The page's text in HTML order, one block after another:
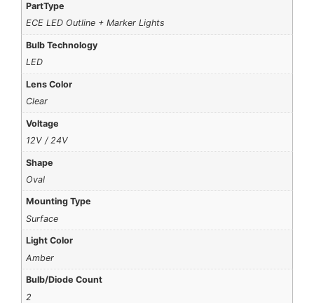
PartType
ECE LED Outline + Marker Lights
Bulb Technology
LED
Lens Color
Clear
Voltage
12V / 24V
Shape
Oval
Mounting Type
Surface
Light Color
Amber
Bulb/Diode Count
2